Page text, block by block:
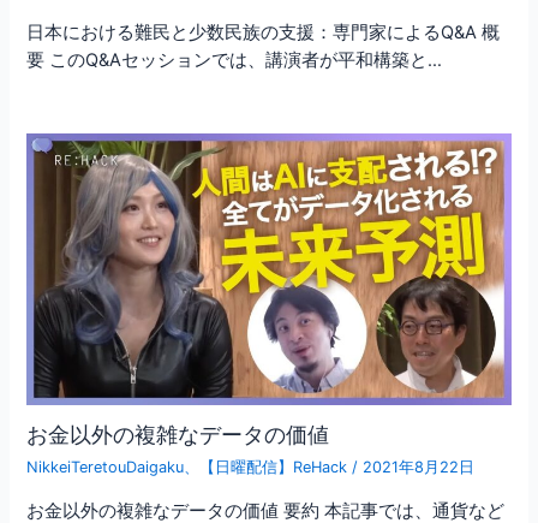
日本における難民と少数民族の支援：専門家によるQ&A 概
要 このQ&Aセッションでは、講演者が平和構築と…
お金以外の複雑なデータの価値
NikkeiTeretouDaigaku、 【日曜配信】ReHack / 2021年8月22日
お金以外の複雑なデータの価値 要約 本記事では、通貨など